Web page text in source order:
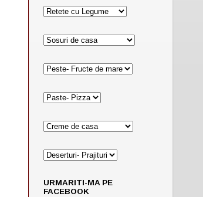
URMARITI-MA PE
FACEBOOK